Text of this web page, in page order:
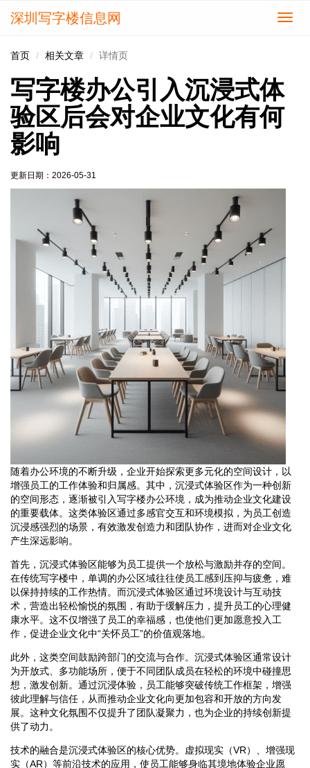
切
深圳写字楼信息网
首页 相关文章 详情页
写字楼办公引入沉浸式体
验区后会对企业文化有何
影响
更新日期： 2026-05-31
随着办公环境的不断升级，企业开始探索更多元化的空间设计，以
增强员工的工作体验和归属感。其中，沉浸式体验区作为一种创新
的空间形态，逐渐被引入写字楼办公环境，成为推动企业文化建设
的重要载体。这类体验区通过多感官交互和环境模拟，为员工创造
沉浸感强烈的场景，有效激发创造力和团队协作，进而对企业文化
产生深远影响。
首先，沉浸式体验区能够为员工提供一个放松与激励并存的空间。
在传统写字楼中，单调的办公区域往往使员工感到压抑与疲惫，难
以保持持续的工作热情。而沉浸式体验区通过环境设计与互动技
术，营造出轻松愉悦的氛围，有助于缓解压力，提升员工的心理健
康水平。这不仅增强了员工的幸福感，也使他们更加愿意投入工
作，促进企业文化中“关怀员工”的价值观落地。
此外，这类空间鼓励跨部门的交流与合作。沉浸式体验区通常设计
为开放式、多功能场所，便于不同团队成员在轻松的环境中碰撞思
想，激发创新。通过沉浸体验，员工能够突破传统工作框架，增强
彼此理解与信任，从而推动企业文化向更加包容和开放的方向发
展。这种文化氛围不仅提升了团队凝聚力，也为企业的持续创新提
供了动力。
技术的融合是沉浸式体验区的核心优势。虚拟现实（VR）、增强现
实（AR）等前沿技术的应用，使员工能够身临其境地体验企业愿